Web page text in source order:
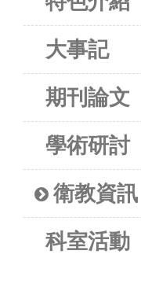
大事記
期刊論文
學術研討
衛教資訊
科室活動